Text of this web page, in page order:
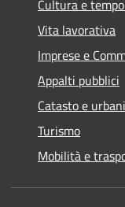
Cultura e
Vita lavorativa
Imprese e
Appalti pubblici
Catasto e
Turismo
Mobilità e